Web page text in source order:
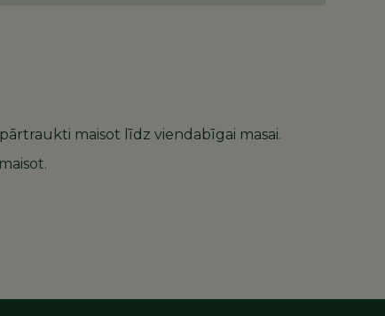
maisot līdz viendabīgai masai.